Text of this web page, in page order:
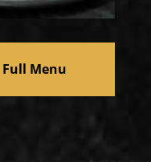
Full Menu